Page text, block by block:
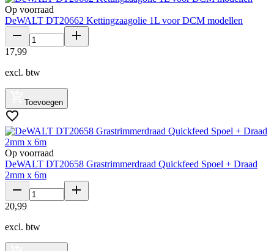
Op voorraad
DeWALT DT20662 Kettingzaagolie 1L voor DCM modellen
17,99
excl. btw
Toevoegen
Op voorraad
DeWALT DT20658 Grastrimmerdraad Quickfeed Spoel + Draad
2mm x 6m
20,99
excl. btw